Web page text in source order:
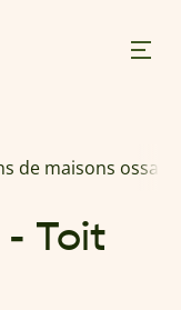
de maisons
Toit